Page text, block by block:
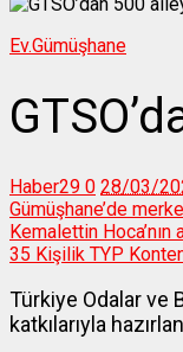
Ev.Gümüşhane
Haber29 0 28/03/
Gümüşhane’de
Kemalettin Hoca’nın
35 Kişilik TYP
Türkiye Odalar ve
katkılarıyla